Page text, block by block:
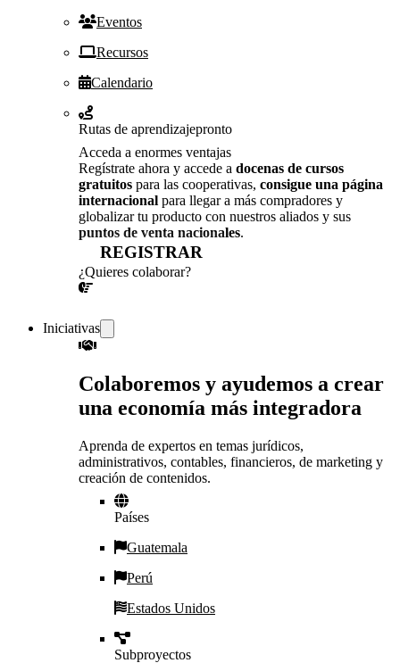
Eventos
Recursos
Calendario
Rutas de aprendizajepronto
Acceda a enormes ventajas
Regístrate ahora y accede a docenas de cursos
gratuitos para las cooperativas, consigue una página
internacional para llegar a más compradores y
globalizar tu producto con nuestros aliados y sus
puntos de venta nacionales.
REGISTRAR
¿Quieres colaborar?
Iniciativas
Colaboremos y ayudemos a crear
una economía más integradora
Aprenda de expertos en temas jurídicos,
administrativos, contables, financieros, de marketing y
creación de contenidos.
Países
Guatemala
Perú
Estados Unidos
Subproyectos